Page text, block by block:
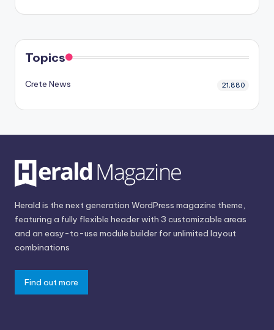
Topics
Crete News 21,880
Herald is the next generation WordPress magazine theme,
featuring a fully flexible header with 3 customizable areas
and an easy-to-use module builder for unlimited layout
combinations
Find out more